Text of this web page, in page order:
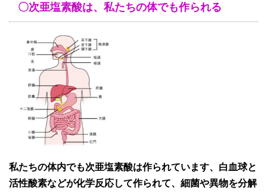
〇次亜塩素酸は、私たちの体でも作られる
私たちの体内でも次亜塩素酸は作られています、白血球と
活性酸素などが化学反応して作られて、細菌や異物を分解